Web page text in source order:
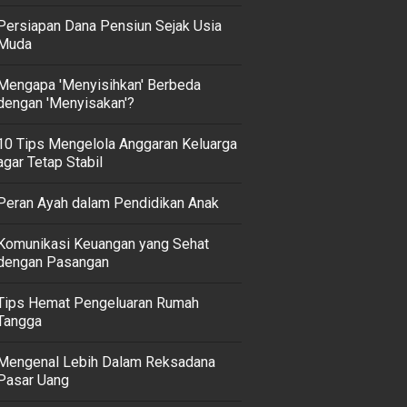
Dana Pensiun Sejak Usia
'Menyisihkan' Berbeda
'Menyisakan'?
Tips Mengelola Anggaran Keluarga
Tetap Stabil
Ayah dalam Pendidikan Anak
Keuangan yang Sehat
Pasangan
Hemat Pengeluaran Rumah
Lebih Dalam Reksadana
Uang